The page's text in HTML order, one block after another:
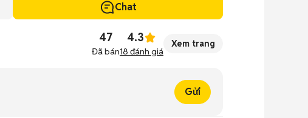
Chat
47
Đã bán
4.3
18 đánh giá
Xem trang
Gửi